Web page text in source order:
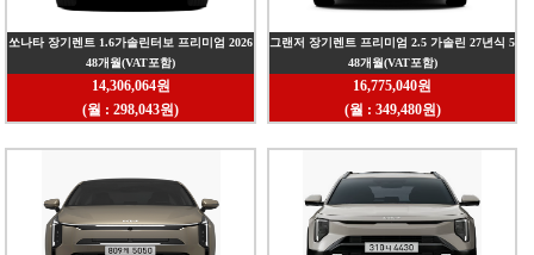
쏘나타 장기렌트 1.6가솔린터보 프리미엄 2026
년식 4년 5인승 2WD
48개월(VAT포함)
14,306,064원
(월 : 298,043원)
그랜저 장기렌트 프리미엄 2.5 가솔린 27년식 5
인승 4년 2WD
48개월(VAT포함)
16,775,040원
(월 : 349,480원)